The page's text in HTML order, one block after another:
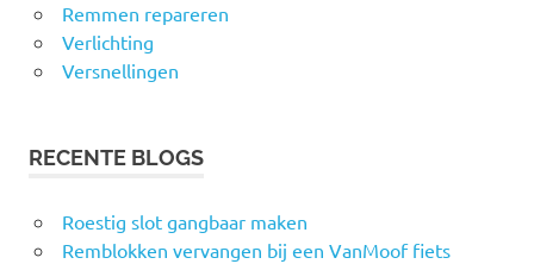
Remmen repareren
Verlichting
Versnellingen
RECENTE BLOGS
Roestig slot gangbaar maken
Remblokken vervangen bij een VanMoof fiets